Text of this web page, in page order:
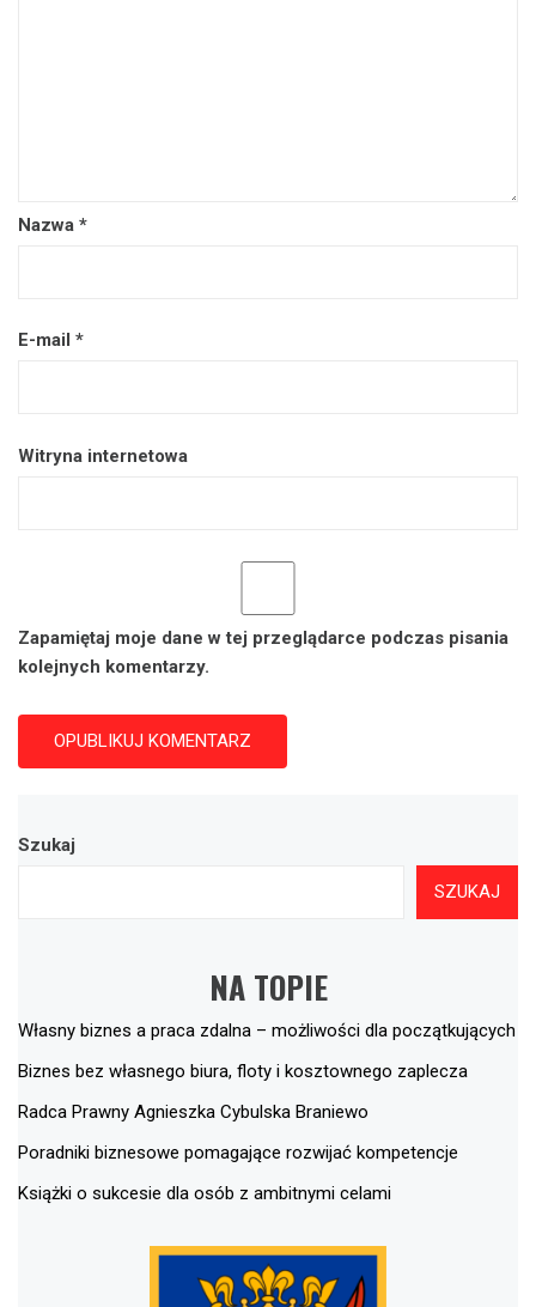
Nazwa *
E-mail *
Witryna internetowa
Zapamiętaj moje dane w tej przeglądarce podczas pisania
kolejnych komentarzy.
Szukaj
SZUKAJ
NA TOPIE
Własny biznes a praca zdalna – możliwości dla początkujących
Biznes bez własnego biura, floty i kosztownego zaplecza
Radca Prawny Agnieszka Cybulska Braniewo
Poradniki biznesowe pomagające rozwijać kompetencje
Książki o sukcesie dla osób z ambitnymi celami